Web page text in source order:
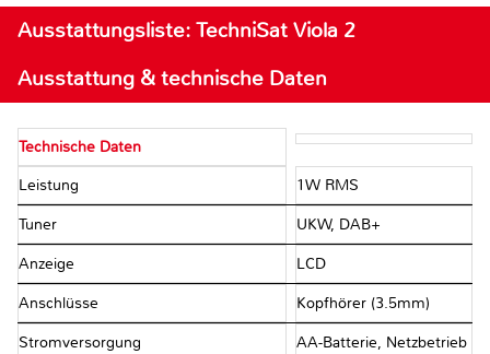
Ausstattungsliste: TechniSat Viola 2
Ausstattung & technische Daten
Technische Daten
Leistung 1W RMS
Tuner UKW, DAB+
Anzeige LCD
Anschlüsse Kopfhörer (3.5mm)
Stromversorgung AA-Batterie, Netzbetrieb